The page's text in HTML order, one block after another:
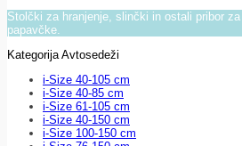
Stolčki za hranjenje, slinčki in ostali pribor
papavčke.
Kategorija Avtosedeži
i-Size 40-105 cm
i-Size 40-85 cm
i-Size 61-105 cm
i-Size 40-150 cm
i-Size 100-150 cm